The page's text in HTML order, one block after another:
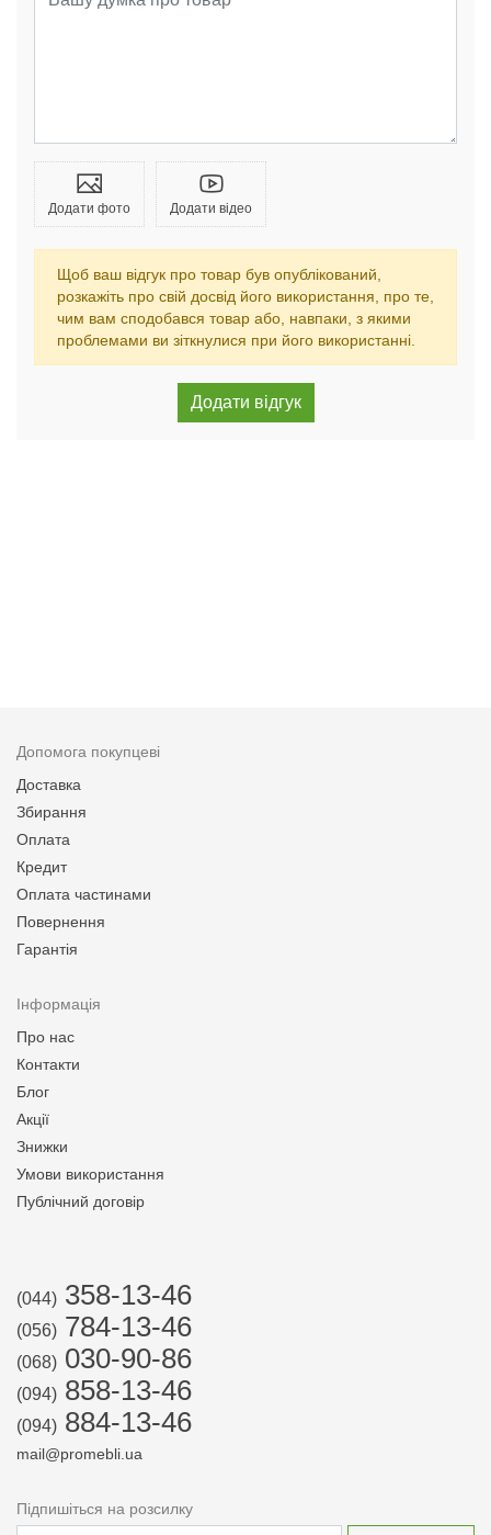
Додати фото Додати відео
Щоб ваш відгук про товар був опублікований,
розкажіть про свій досвід його використання, про те,
чим вам сподобався товар або, навпаки, з якими
проблемами ви зіткнулися при його використанні.
Допомога покупцеві
Доставка
Збирання
Оплата
Кредит
Оплата частинами
Повернення
Гарантія
Інформація
Про нас
Контакти
Блог
Акції
Знижки
Умови використання
Публічний договір
(044) 358-13-46
(056) 784-13-46
(068) 030-90-86
(094) 858-13-46
(094) 884-13-46
mail@promebli.ua
Підпишіться на розсилку